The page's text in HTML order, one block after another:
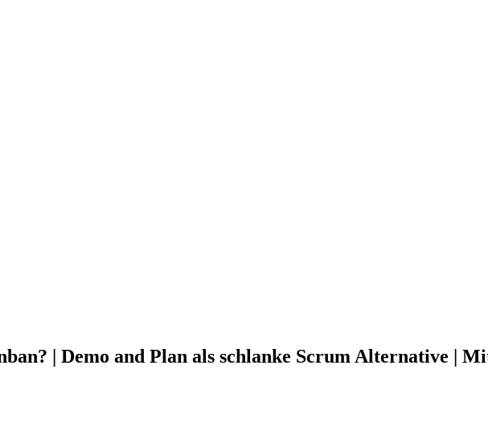
| Demo and Plan als schlanke Scrum Alternative |